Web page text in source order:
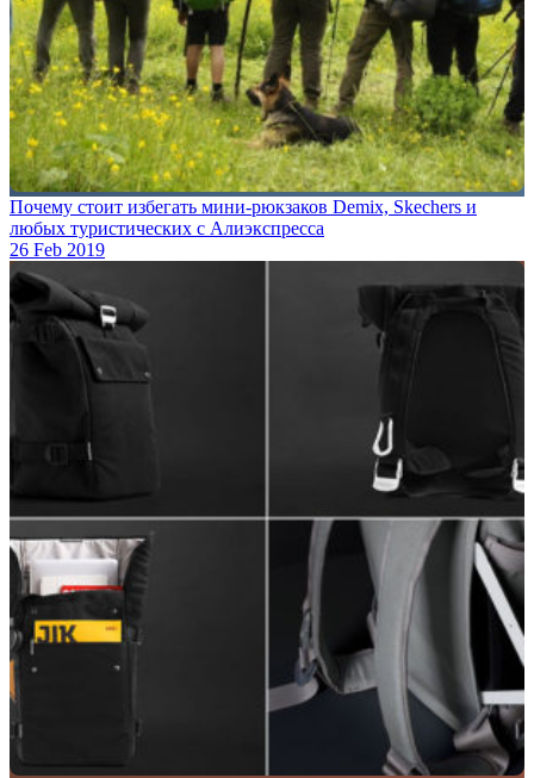
Почему стоит избегать мини-рюкзаков Demix, Skechers и
любых туристических с Алиэкспресса
26 Feb 2019